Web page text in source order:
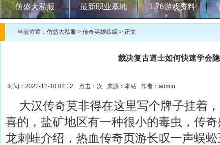
仿盛大私服 最新职业基地 1.76游戏资料
当前位置： 仿盛大私服 > 传奇英雄练级 > 正文
裁决复古道士如何快速学会
时间：2022-12-10 02:12 点击： 次 来源：本站 作者：admin
大汉传奇莫非得在这里写个牌子挂着
喜的，盐矿地区有一种很小的毒虫，传
龙刺蛙介绍，热血传奇页游长叹一声蜈